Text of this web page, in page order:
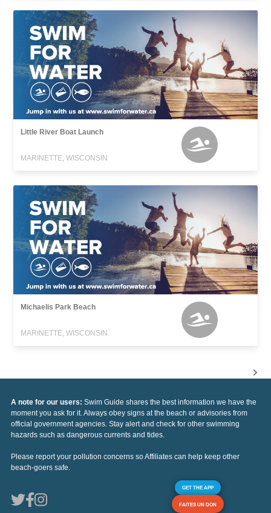
Little River Boat Launch
MARINETTE, WISCONSIN
Michaelis Park Beach
MARINETTE, WISCONSIN
A note for our users: Swim Guide shares the best information we have the
moment you ask for it. Always obey signs at the beach or advisories from
official government agencies. Stay alert and check for other swimming
hazards such as dangerous currents and tides.
Please report your pollution concerns so Affiliates can help keep other
beach-goers safe.
GET THE APP
FAITES UN DON